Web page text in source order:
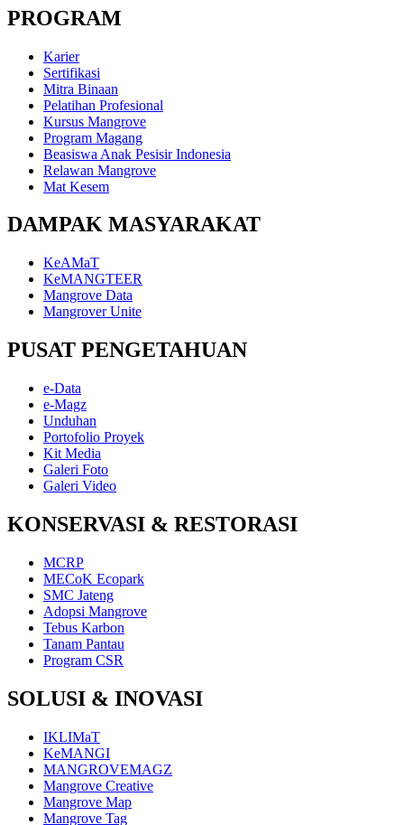
PROGRAM
Karier
Sertifikasi
Mitra Binaan
Pelatihan Profesional
Kursus Mangrove
Program Magang
Beasiswa Anak Pesisir Indonesia
Relawan Mangrove
Mat Kesem
DAMPAK MASYARAKAT
KeAMaT
KeMANGTEER
Mangrove Data
Mangrover Unite
PUSAT PENGETAHUAN
e-Data
e-Magz
Unduhan
Portofolio Proyek
Kit Media
Galeri Foto
Galeri Video
KONSERVASI & RESTORASI
MCRP
MECoK Ecopark
SMC Jateng
Adopsi Mangrove
Tebus Karbon
Tanam Pantau
Program CSR
SOLUSI & INOVASI
IKLIMaT
KeMANGI
MANGROVEMAGZ
Mangrove Creative
Mangrove Map
Mangrove Tag